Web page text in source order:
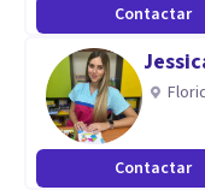
Contactar
Contactar